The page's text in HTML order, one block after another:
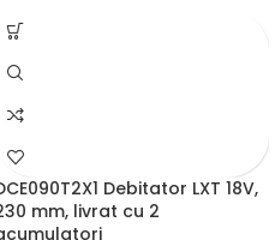
Debitator LXT 18V,
mm, livrat cu 2